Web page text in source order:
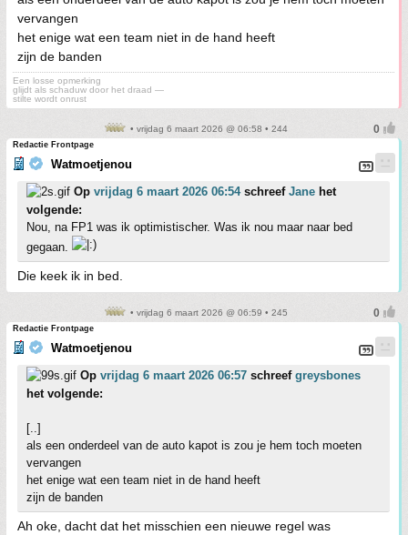
vervangen
het enige wat een team niet in de hand heeft
zijn de banden
Een losse opmerking
glijdt als schaduw door het draad —
stilte wordt onrust
• vrijdag 6 maart 2026 @ 06:58 • 244
Redactie Frontpage
Watmoetjenou
Op vrijdag 6 maart 2026 06:54schreef Jane het
volgende:
Nou, na FP1 was ik optimistischer. Was ik nou maar naar bed
gegaan.
Die keek ik in bed.
• vrijdag 6 maart 2026 @ 06:59 • 245
Redactie Frontpage
Watmoetjenou
Op vrijdag 6 maart 2026 06:57 schreef greysbones
het volgende:
[..]
als een onderdeel van de auto kapot is zou je hem toch moeten
vervangen
het enige wat een team niet in de hand heeft
zijn de banden
Ah oke, dacht dat het misschien een nieuwe regel was